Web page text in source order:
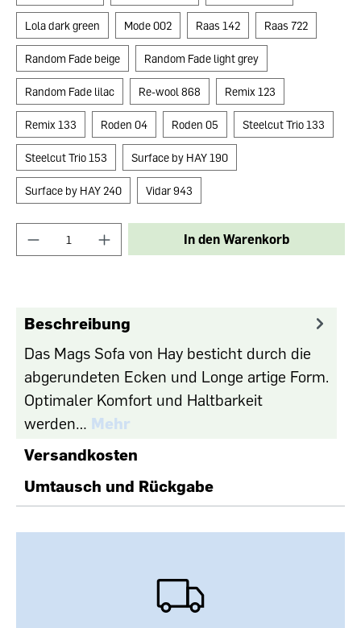
Lola dark green Mode 002 Raas 142 Raas 722
Random Fade beige Random Fade light grey
Random Fade lilac Re-wool 868 Remix 123
Remix 133 Roden 04 Roden 05 Steelcut Trio 133
Steelcut Trio 153 Surface by HAY 190
Surface by HAY 240 Vidar 943
In den Warenkorb
Beschreibung
Das Mags Sofa von Hay besticht durch die
abgerundeten Ecken und Longe artige Form.
Optimaler Komfort und Haltbarkeit
werden… Mehr
Versandkosten
Umtausch und Rückgabe